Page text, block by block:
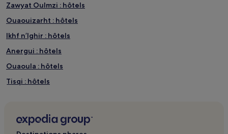
Zawyat Oulmzi : hôtels
Ouaouizarht : hôtels
Ikhf nʼIghir : hôtels
Anergui : hôtels
Ouaoula : hôtels
Tisqi : hôtels
Foum Jamaa : hôtels